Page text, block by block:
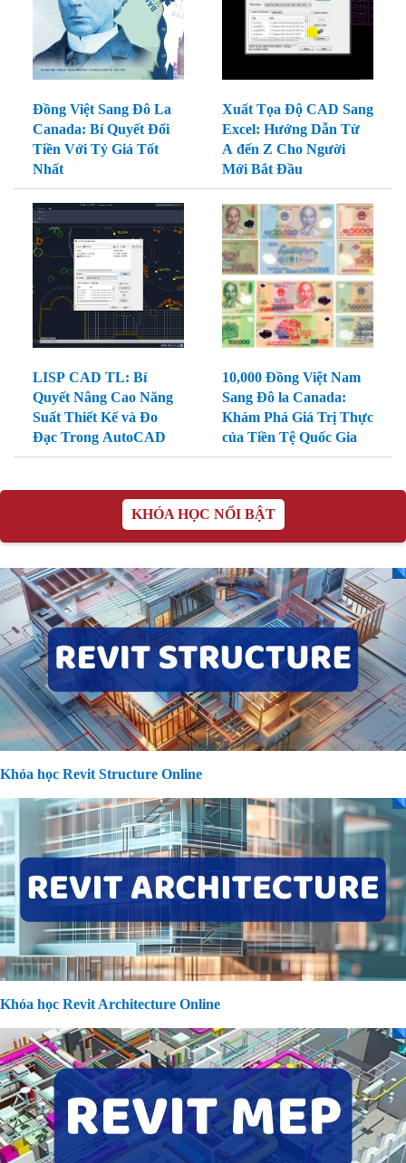
Đồng Việt Sang Đô La
Canada: Bí Quyết Đổi
Tiền Với Tỷ Giá Tốt
Nhất
Xuất Tọa Độ CAD Sang
Excel: Hướng Dẫn Từ
A đến Z Cho Người
Mới Bắt Đầu
LISP CAD TL: Bí
Quyết Nâng Cao Năng
Suất Thiết Kế và Đo
Đạc Trong AutoCAD
10,000 Đồng Việt Nam
Sang Đô la Canada:
Khám Phá Giá Trị Thực
của Tiền Tệ Quốc Gia
KHÓA HỌC NỔI BẬT
Khóa học Revit Structure Online
Khóa học Revit Architecture Online